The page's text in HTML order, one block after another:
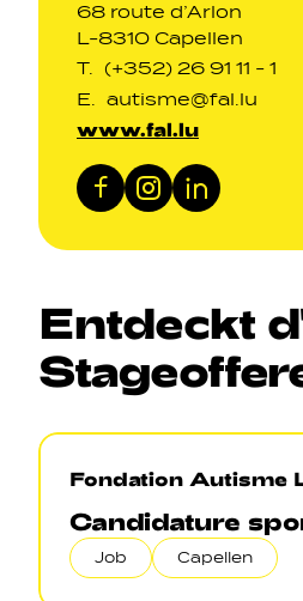
68 route d’Arlon
L-8310 Capellen
T.
(+352) 26 91 11 - 1
E.
autisme@fal.lu
www.fal.lu
Facebook
Instagram
LinkedIn
Entdeckt
Fondation Autisme
Candidature
Job Capellen